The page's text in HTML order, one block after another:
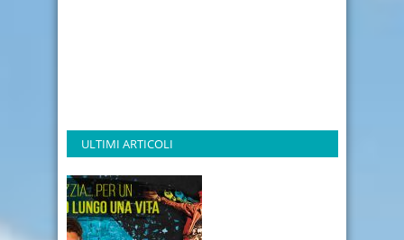
ULTIMI ARTICOLI